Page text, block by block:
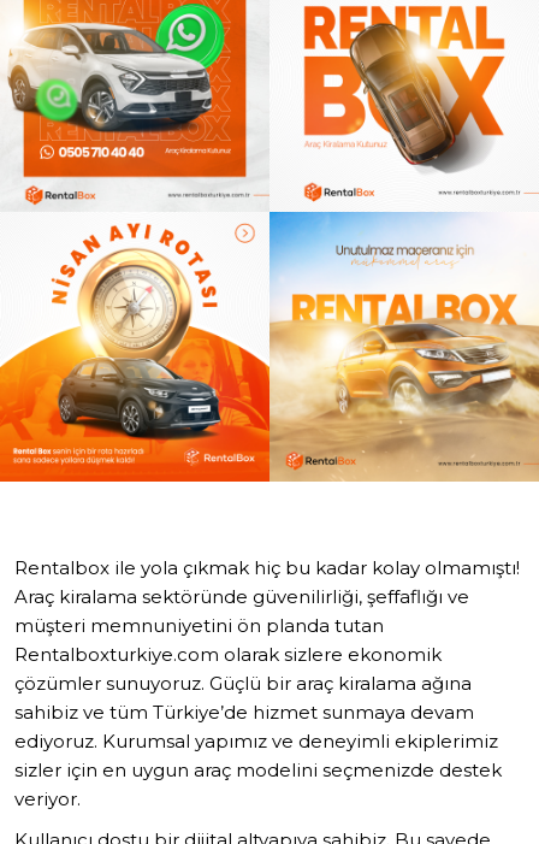
Rentalbox ile yola çıkmak hiç bu kadar kolay olmamıştı!
Araç kiralama sektöründe güvenilirliği, şeffaflığı ve
müşteri memnuniyetini ön planda tutan
Rentalboxturkiye.com olarak sizlere ekonomik
çözümler sunuyoruz. Güçlü bir araç kiralama ağına
sahibiz ve tüm Türkiye’de hizmet sunmaya devam
ediyoruz. Kurumsal yapımız ve deneyimli ekiplerimiz
sizler için en uygun araç modelini seçmenizde destek
veriyor.